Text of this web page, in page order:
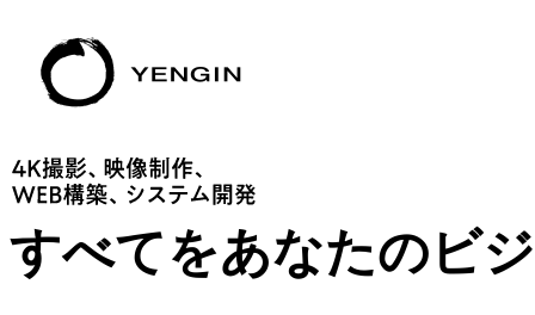
すべてをあなたのビ